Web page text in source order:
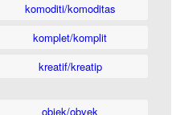
komoditi/komoditas
komplet/komplit
kreatif/kreatip
objek/obyek